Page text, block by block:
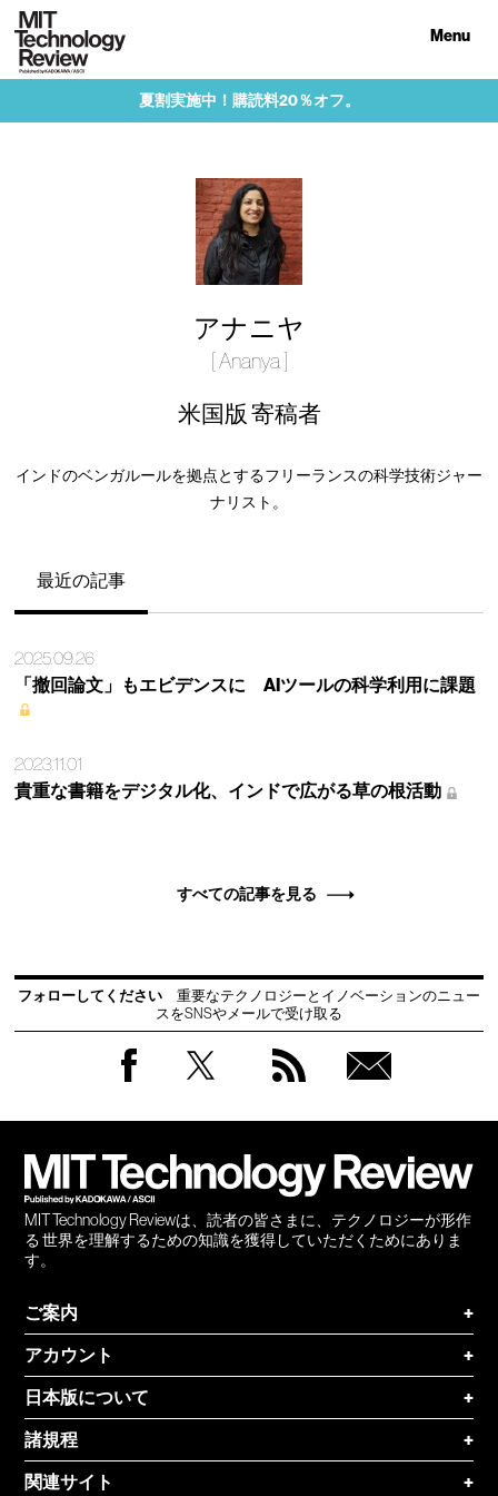
Menu
夏割実施中！購読料20％オフ。
アナニヤ
[ Ananya ]
米国版 寄稿者
インドのベンガルールを拠点とするフリーランスの科学技術ジャー
ナリスト。
最近の記事
2025.09.26
「撤回論文」もエビデンスに AIツールの科学利用に課題
2023.11.01
貴重な書籍をデジタル化、インドで広がる草の根活動
すべての記事を見る
フォローしてください
重要なテクノロジーとイノベーションのニュー
スをSNSやメールで受け取る
MIT Technology Reviewは、読者の皆さまに、テクノロジーが形作
る 世界を理解するための知識を獲得していただくためにありま
す。
ご案内
+
アカウント
+
日本版について
+
諸規程
+
関連サイト
+